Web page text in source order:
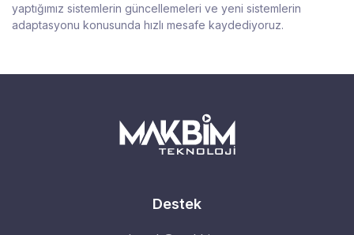
yaptığımız sistemlerin güncellemeleri ve yeni sistemlerin
adaptasyonu konusunda hızlı mesafe kaydediyoruz.
Destek